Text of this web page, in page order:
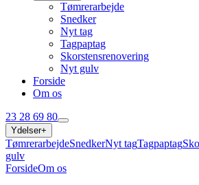
Tømrerarbejde
Snedker
Nyt tag
Tagpaptag
Skorstensrenovering
Nyt gulv
Forside
Om os
23 28 69 80
Ydelser+
TømrerarbejdeSnedkerNyt tagTagpaptag
gulv
ForsideOm os